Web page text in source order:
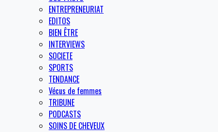
ENTREPRENEURIAT
EDITOS
BIEN ÊTRE
INTERVIEWS
SOCIETE
SPORTS
TENDANCE
Vécus de femmes
TRIBUNE
PODCASTS
SOINS DE CHEVEUX